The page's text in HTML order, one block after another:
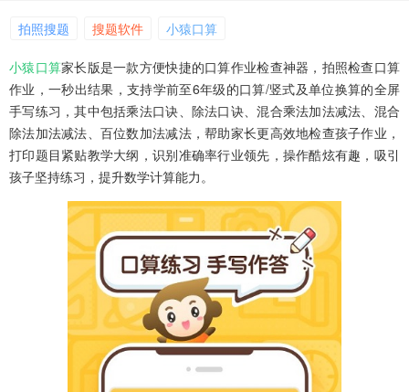
拍照搜题 搜题软件 小猿口算
小猿口算家长版是一款方便快捷的口算作业检查神器，拍照检查口算
作业，一秒出结果，支持学前至6年级的口算/竖式及单位换算的全屏
手写练习，其中包括乘法口诀、除法口诀、混合乘法加法减法、混合
除法加法减法、百位数加法减法，帮助家长更高效地检查孩子作业，
打印题目紧贴教学大纲，识别准确率行业领先，操作酷炫有趣，吸引
孩子坚持练习，提升数学计算能力。